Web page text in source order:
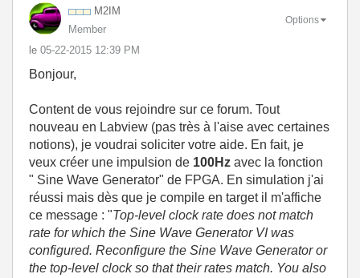
M2IM
Member
le ‎05-22-2015 12:39 PM
Options
Bonjour,
Content de vous rejoindre sur ce forum. Tout
nouveau en Labview (pas très à l'aise avec certaines
notions), je voudrai soliciter votre aide. En fait, je
veux créer une impulsion de 100Hz avec la fonction
" Sine Wave Generator" de FPGA. En simulation j'ai
réussi mais dès que je compile en target il m'affiche
ce message : "Top-level clock rate does not match
rate for which the Sine Wave Generator VI was
configured. Reconfigure the Sine Wave Generator or
the top-level clock so that their rates match. You also